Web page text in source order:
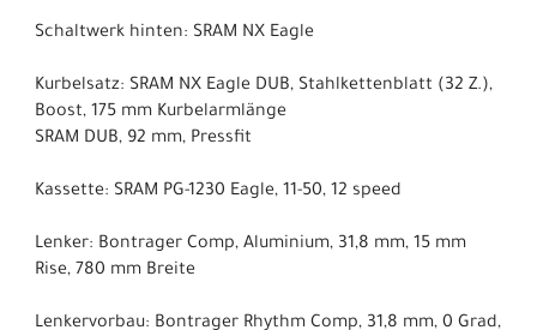
Schaltwerk hinten: SRAM NX Eagle
Kurbelsatz: SRAM NX Eagle DUB, Stahlkettenblatt (32 Z.),
Boost, 175 mm Kurbelarmlänge
SRAM DUB, 92 mm, Pressfit
Kassette: SRAM PG-1230 Eagle, 11-50, 12 speed
Lenker: Bontrager Comp, Aluminium, 31,8 mm, 15 mm
Rise, 780 mm Breite
Lenkervorbau: Bontrager Rhythm Comp, 31,8 mm, 0 Grad,